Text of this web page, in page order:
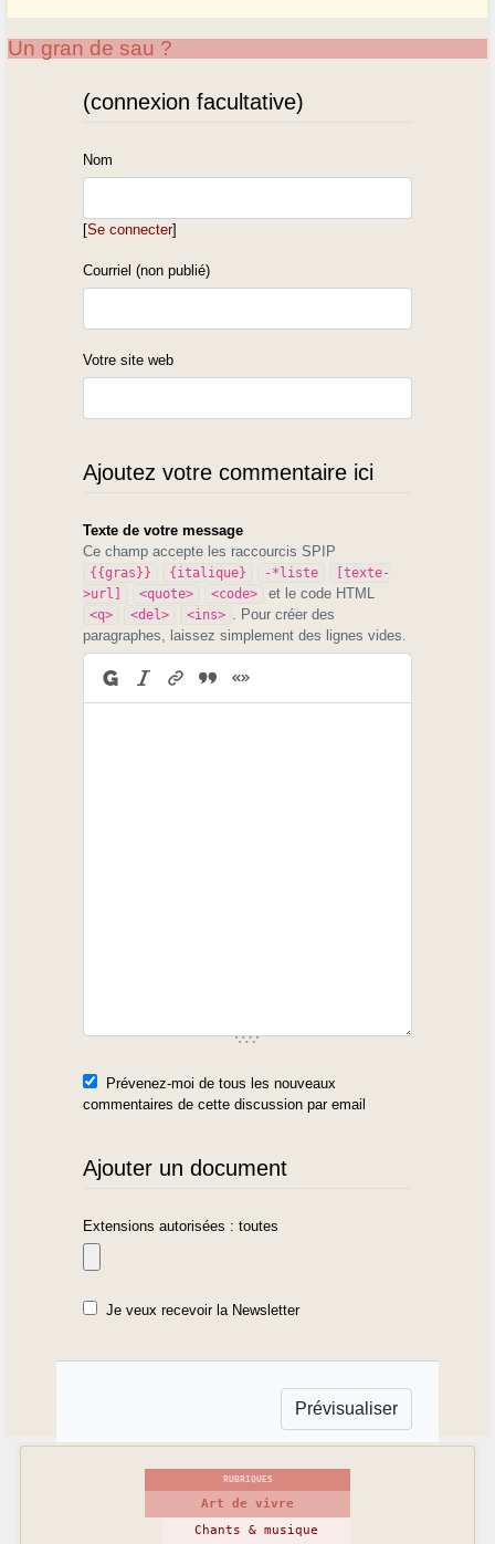
Un gran de sau ?
(connexion facultative)
Nom
[Se connecter]
Courriel (non publié)
Votre site web
Ajoutez votre commentaire ici
Texte de votre message
Ce champ accepte les raccourcis SPIP
{{gras}} {italique} -*liste
[texte-
>url]
<quote> <code> et le code HTML
<q> <del> <ins>
. Pour créer des
paragraphes, laissez simplement des lignes vides.
Prévenez-moi de tous les nouveaux
commentaires de cette discussion par email
Ajouter un document
Extensions autorisées : toutes
Je veux recevoir la Newsletter
RUBRIQUES
Art de vivre
Chants & musique